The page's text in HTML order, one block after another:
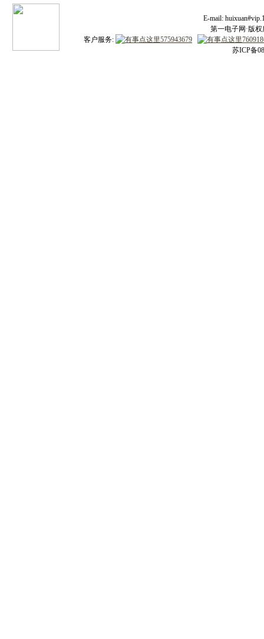
E-mail:
第一电子网·版权
客户服务:
苏ICP备